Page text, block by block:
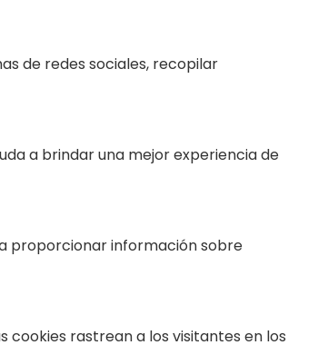
de redes sociales, recopilar
a brindar una mejor experiencia de
proporcionar información sobre
cookies rastrean a los visitantes en los